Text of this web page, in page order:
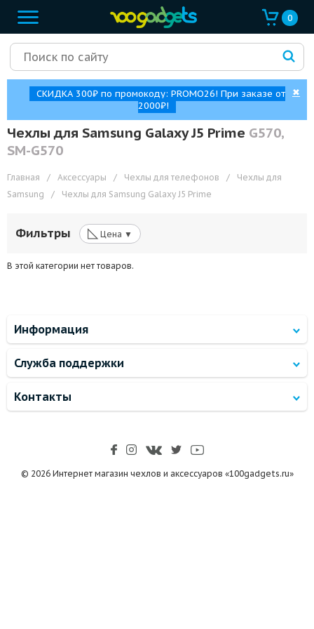
0
СКИДКА 300₽ по промокоду: PROMO26! При заказе от
2000₽!
✖
Чехлы для Samsung Galaxy J5 Prime G570,
SM-G570
Главная / Аксессуары / Чехлы для телефонов /
Чехлы для
Samsung
/ Чехлы для Samsung Galaxy J5 Prime
Фильтры ◺ Цена ▼
В этой категории нет товаров.
Информация
Служба поддержки
Контакты
© 2026 Интернет магазин чехлов и аксессуаров «100gadgets.ru»